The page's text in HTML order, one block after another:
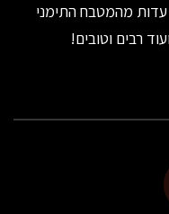
מהמטבח התימני
רבים וטובים!